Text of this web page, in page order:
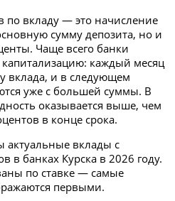
по вкладу — это начисление
сумму депозита, но и
Чаще всего банки
каждый месяц
вклада, и в следующем
уже с большей суммы. В
оказывается выше, чем
в конце срока.
актуальные вклады с
в банках Курска в 2026 году.
по ставке — самые
первыми.